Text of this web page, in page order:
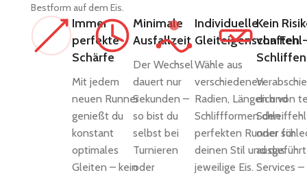
Bestform auf dem Eis.
Immer
perfekte
Schärfe
Mit jedem
neuen Runner
genießt du
konstant
optimales
Gleiten – kein
Minimale
Ausfallzeit
Der Wechsel
dauert nur
Sekunden –
so bist du
selbst bei
Turnieren
oder
Individuelle
Gleiteigenschaften
Wähle aus
verschiedenen
Radien, Längen und
Schliffformen den
perfekten Runner für
deinen Stil und das
jeweilige Eis.
Kein
von Fehl-
Schliffen
dich von
oder
Services